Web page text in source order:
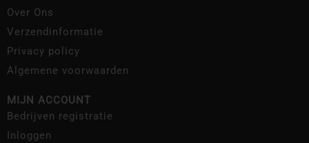
Over Ons
Verzendinformatie
Privacy policy
Algemene voorwaarden
MIJN ACCOUNT
Bedrijven registratie
Inloggen